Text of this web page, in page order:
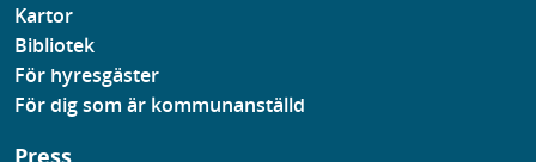
Kartor
Bibliotek
För hyresgäster
För dig som är kommunanställd
Press